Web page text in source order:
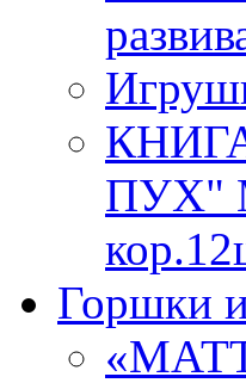
ПУХ"
Горшки